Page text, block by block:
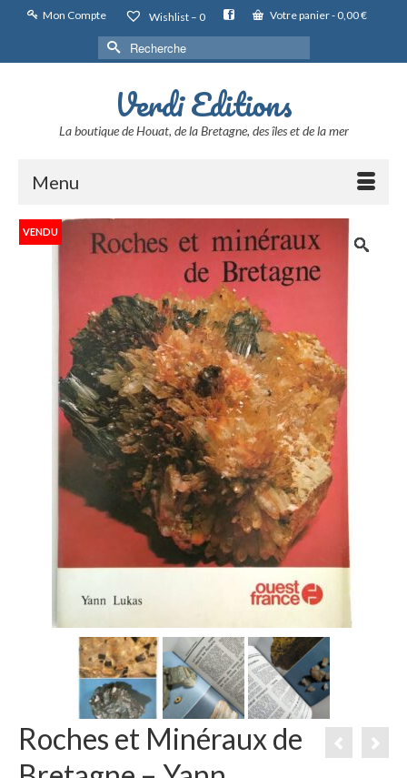
Mon Compte Wishlist – 0 Votre panier- 0,00€
Rechercher :
Verdi Editions
La boutique de Houat, de la Bretagne, des îles et de la mer
Menu
VENDU
Roches et Minéraux de